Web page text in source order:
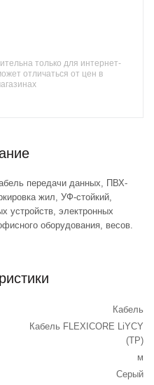
только для интернет-
отличаться от цен в
передачи данных, ПВХ-
жил, УФ-стойкий,
устройств, электронных
оборудования, весов.
Кабель
Кабель FLEXICORE LiYCY
(TP)
м
Серый